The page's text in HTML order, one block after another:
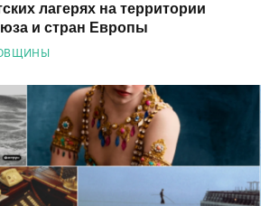
лагерях на территории
и стран Европы